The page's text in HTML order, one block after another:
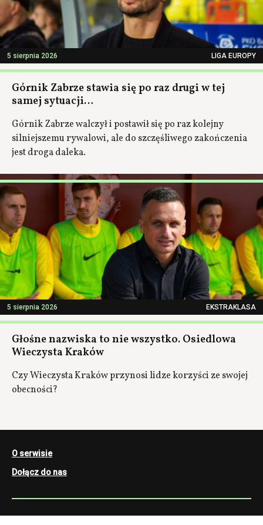
5 sierpnia 2026 LIGA EUROPY
Górnik Zabrze stawia się po raz drugi w tej
samej sytuacji…
Górnik Zabrze walczył i postawił się po raz kolejny
silniejszemu rywalowi, ale do szczęśliwego zakończenia
jest droga daleka.
5 sierpnia 2026 EKSTRAKLASA
Głośne nazwiska to nie wszystko. Osiedlowa
Wieczysta Kraków
Czy Wieczysta Kraków przynosi lidze korzyści ze swojej
obecności?
O serwisie
Dołącz do nas